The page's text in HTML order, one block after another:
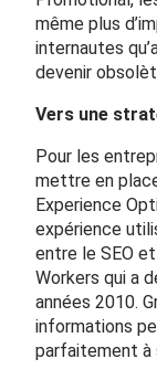
même plus
internautes
devenir
Vers une
Pour les
mettre en
Experience
expérience
entre le SEO et
Workers qui a
années 2010.
informations
parfaitement à